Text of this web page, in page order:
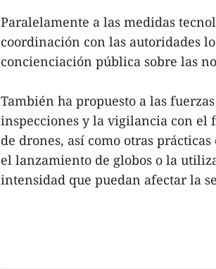
Paralelamente a las medidas
coordinación con las autoridades
concienciación pública sobre las
También ha propuesto a las
inspecciones y la vigilancia con
de drones, así como otras
el lanzamiento de globos o la
intensidad que puedan afectar la